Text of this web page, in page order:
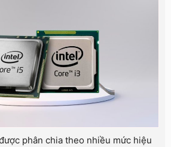
phân chia theo nhiều mức hiệu